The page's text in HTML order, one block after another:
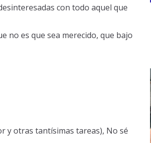
con todo aquel que
no es que sea merecido, que bajo
y otras tantísimas tareas), No sé